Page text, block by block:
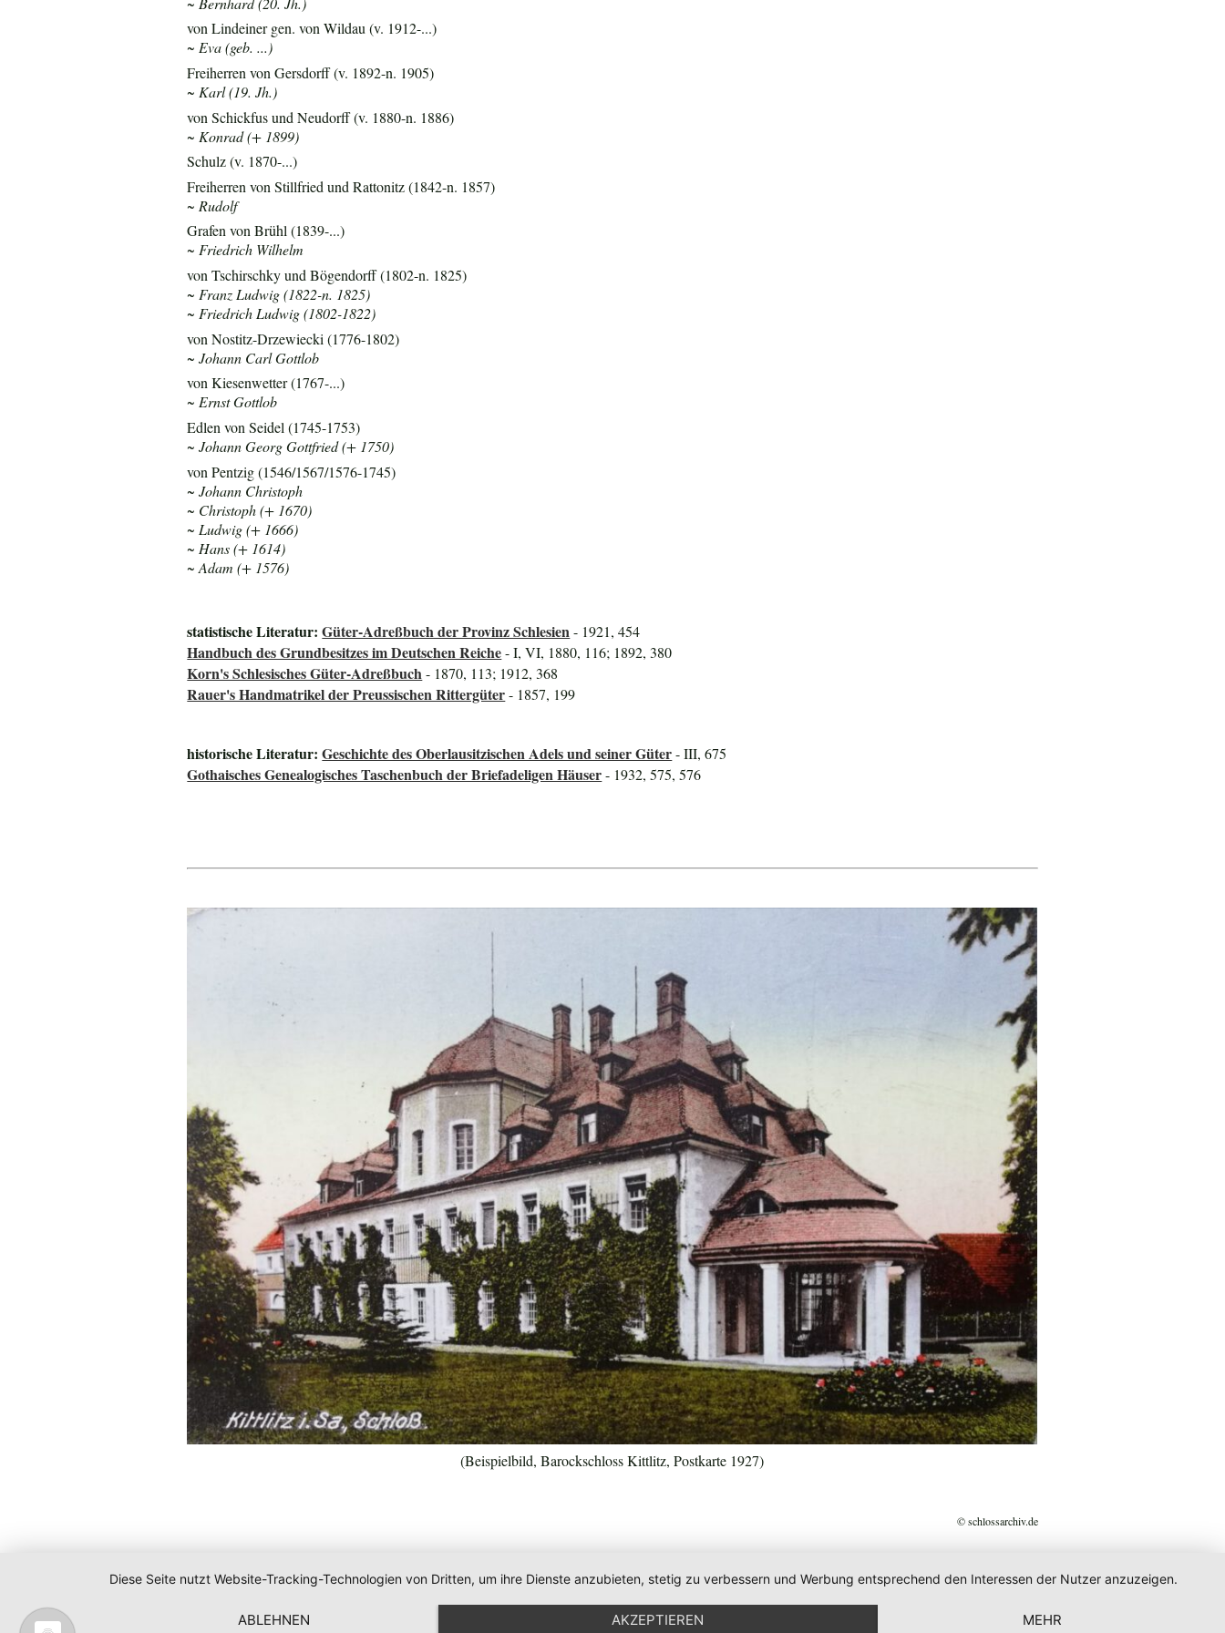
von Lindeiner gen. von Wildau (v. 1912-...)
~ Eva (geb. ...)
Freiherren von Gersdorff (v. 1892-n. 1905)
~ Karl (19. Jh.)
von Schickfus und Neudorff (v. 1880-n. 1886)
~ Konrad (+ 1899)
Schulz (v. 1870-...)
Freiherren von Stillfried und Rattonitz (1842-n. 1857)
~ Rudolf
Grafen von Brühl (1839-...)
~ Friedrich Wilhelm
von Tschirschky und Bögendorff (1802-n. 1825)
~ Franz Ludwig (1822-n. 1825)
~ Friedrich Ludwig (1802-1822)
von Nostitz-Drzewiecki (1776-1802)
~ Johann Carl Gottlob
von Kiesenwetter (1767-...)
~ Ernst Gottlob
Edlen von Seidel (1745-1753)
~ Johann Georg Gottfried (+ 1750)
von Pentzig (1546/1567/1576-1745)
~ Johann Christoph
~ Christoph (+ 1670)
~ Ludwig (+ 1666)
~ Hans (+ 1614)
~ Adam (+ 1576)
statistische Literatur:Güter-Adreßbuch der Provinz Schlesien- 1921, 454
Handbuch des Grundbesitzes im Deutschen Reiche- I, VI, 1880, 116; 1892, 380
Korn's Schlesisches Güter-Adreßbuch- 1870, 113; 1912, 368
Rauer's Handmatrikel der Preussischen Rittergüter- 1857, 199
historische Literatur:Geschichte des Oberlausitzischen Adels und seiner Güter- III, 675
Gothaisches Genealogisches Taschenbuch der Briefadeligen Häuser- 1932, 575, 576
(Beispielbild, Barockschloss Kittlitz, Postkarte 1927)
© schlossarchiv.de
Diese Seite nutzt Website-Tracking-Technologien von Dritten, um ihre Dienste anzubieten, stetig zu verbessern und Werbung entsprechend den Interessen der Nutzer anzuzeigen.
ABLEHNEN AKZEPTIEREN MEHR